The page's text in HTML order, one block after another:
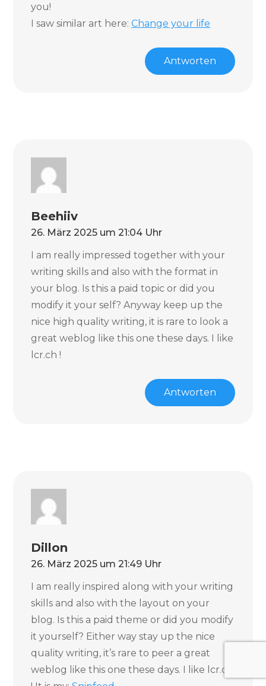
you!
I saw similar art here:Change your life
Antworten
Beehiiv
26. März 2025 um 21:04 Uhr
I am really impressed together with your
writing skills and also with the format in
your blog. Is this a paid topic or did you
modify it your self? Anyway keep up the
nice high quality writing, it is rare to look a
great weblog like this one these days. I like
lcr.ch !
Antworten
Dillon
26. März 2025 um 21:49 Uhr
I am really inspired along with your writing
skills and also with the layout on your
blog. Is this a paid theme or did you modify
it yourself? Either way stay up the nice
quality writing, it’s rare to peer a great
weblog like this one these days. I like lcr.ch